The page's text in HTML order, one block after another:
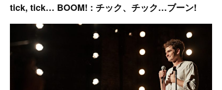
tick, tick… BOOM! : チック、チック…ブーン!